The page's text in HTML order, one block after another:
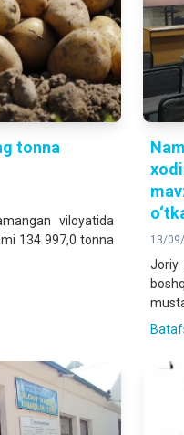
tonna
viloyatida
134 997,0 tonna
13/
Joriy